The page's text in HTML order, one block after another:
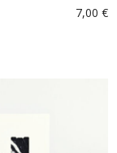
7,00€